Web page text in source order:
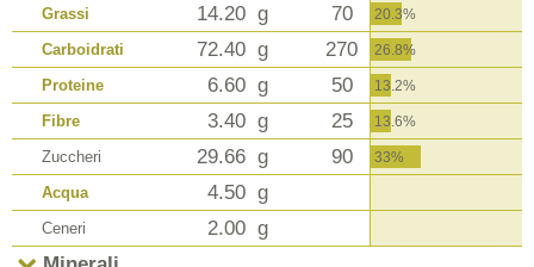
Grassi 14.20 g 70 20.3%
Carboidrati 72.40 g 270 26.8%
Proteine 6.60 g 50 13.2%
Fibre 3.40 g 25 13.6%
Zuccheri 29.66 g 90 33%
Acqua 4.50 g
Ceneri 2.00 g